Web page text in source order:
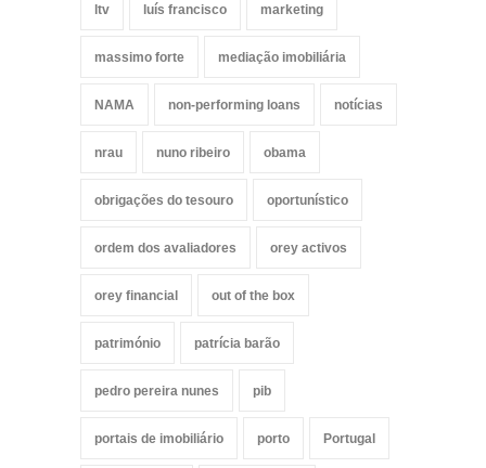
ltv luís francisco marketing
massimo forte mediação imobiliária
NAMA non-performing loans notícias
nrau nuno ribeiro obama
obrigações do tesouro oportunístico
ordem dos avaliadores orey activos
orey financial out of the box
património patrícia barão
pedro pereira nunes pib
portais de imobiliário porto Portugal